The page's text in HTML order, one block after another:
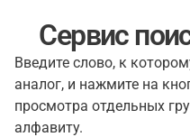
Сервис
Введите слово, к
аналог, и нажмите на
просмотра отдельных
алфавиту.